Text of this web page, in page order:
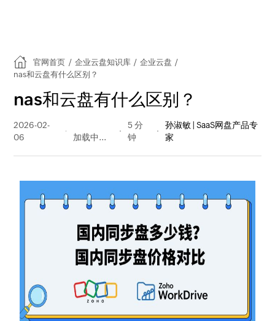
官网首页 / 企业云盘知识库 / 企业云盘 /
nas和云盘有什么区别？
nas和云盘有什么区别？
2026-02-
06
量
5 分
钟
孙淑敏 | SaaS网盘产品专
家